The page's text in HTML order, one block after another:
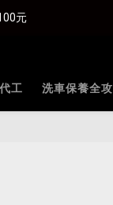
元
工 洗車保養全